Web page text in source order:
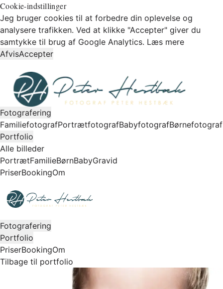
Cookie-indstillinger
Jeg bruger cookies til at forbedre din oplevelse og
analysere trafikken. Ved at klikke "Accepter" giver du
samtykke til brug af Google Analytics. Læs mere
AfvisAccepter
Fotografering
FamiliefotografPortrætfotografBabyfotografBørnefotograf
Portfolio
Alle billeder
PortrætFamilieBørnBabyGravid
PriserBookingOm
Fotografering
Portfolio
PriserBookingOm
Tilbage til portfolio